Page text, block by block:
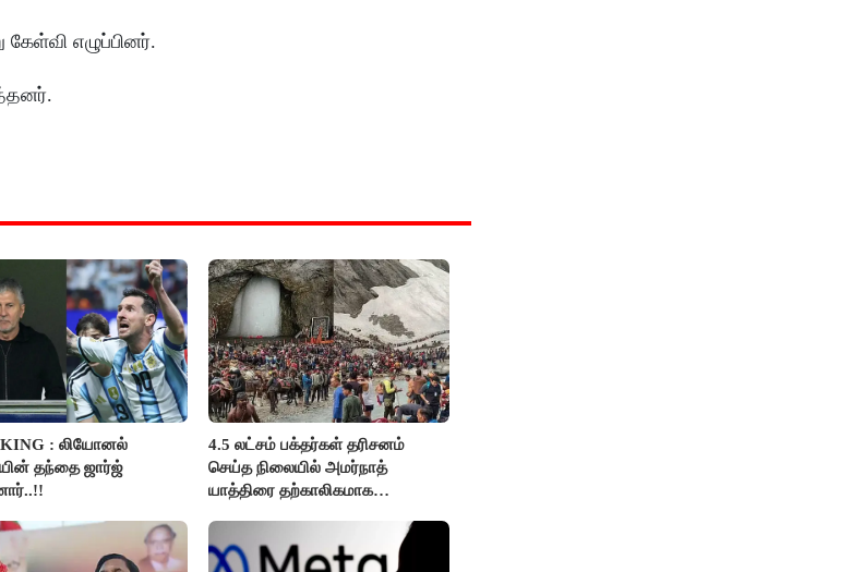
எழுப்பினர்.
: லியோனல்
தந்தை ஜார்ஜ்
4.5 லட்சம் பக்தர்கள் தரிசனம்
செய்த நிலையில் அமர்நாத்
யாத்திரை தற்காலிகமாக